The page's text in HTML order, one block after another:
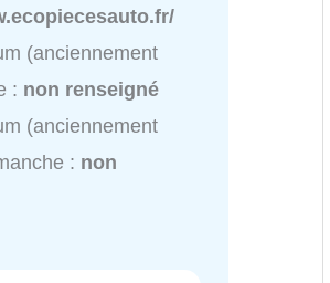
(anciennement
: non renseigné
(anciennement
: non